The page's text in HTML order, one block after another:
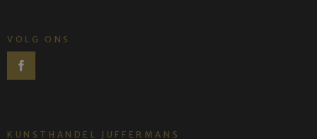
VOLG ONS
KUNSTHANDEL JUFFERMANS